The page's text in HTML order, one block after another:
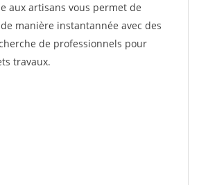
aux artisans vous permet de
manière instantannée avec des
de professionnels pour
travaux.